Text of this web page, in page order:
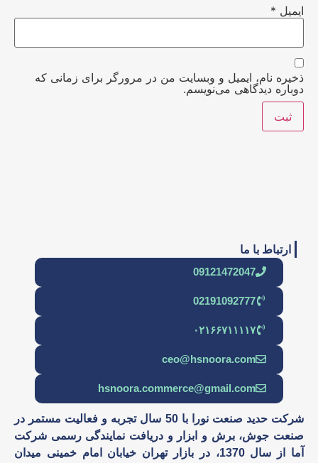
ایمیل *
ذخیره نام، ایمیل و وبسایت من در مرورگر برای زمانی که
دوباره دیدگاهی می‌نویسم.
09121472047
02191092777
۰۲۱۶۶۷۱۱۱۱۷
ceo@hsnoora.com
hsnoora.commerce@gmail.com
ارتباط با ما
شرکت حدید صنعت نورا با 50 سال تجربه و فعالیت مستمر در
صنعت جوش، برش و ابزار و دریافت نمایندگی رسمی شرکت
آما از سال 1370، در بازار تهران خیابان امام خمینی میدان